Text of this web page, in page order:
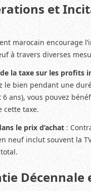
et
marocain encourage
à travers diverses
la taxe sur les profits
le bien pendant une
ans), vous pouvez
cette taxe.
le prix d’achat :
neuf inclut souvent la
Décennale